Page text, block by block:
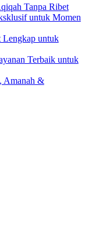
Tanpa Ribet
untuk Momen
Lengkap untuk
Terbaik untuk
Amanah &